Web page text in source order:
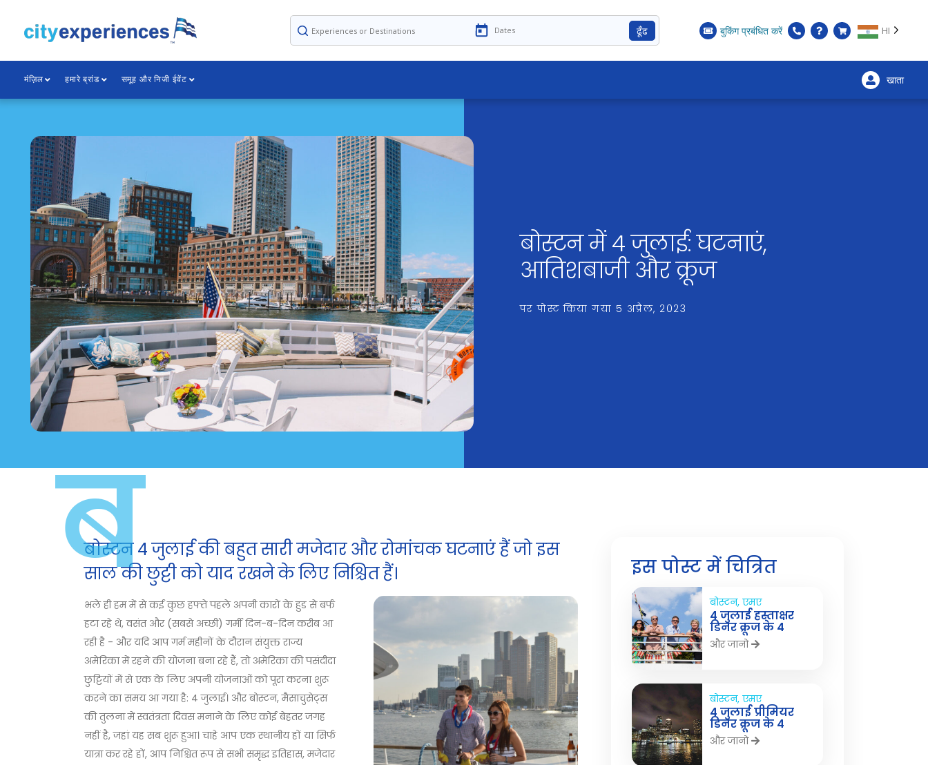
ढूँढ बुकिंग प्रबंधित करें HI
मंज़िल हमारे ब्रांड समूह और निजी ईवेंट खाता
बोस्टन में 4 जुलाई: घटनाएं,
आतिशबाजी और क्रूज
पर पोस्ट किया गया 5 अप्रैल, 2023
ब
बोस्टन 4 जुलाई की बहुत सारी मजेदार और रोमांचक घटनाएं हैं जो इस
साल की छुट्टी को याद रखने के लिए निश्चित हैं।
भले ही हम में से कई कुछ हफ्ते पहले अपनी कारों के हुड से बर्फ
हटा रहे थे, वसंत और (सबसे अच्छी) गर्मी दिन-ब-दिन करीब आ
रही है - और यदि आप गर्म महीनों के दौरान संयुक्त राज्य
अमेरिका में रहने की योजना बना रहे हैं, तो अमेरिका की पसंदीदा
छुट्टियों में से एक के लिए अपनी योजनाओं को पूरा करना शुरू
करने का समय आ गया है: 4 जुलाई। और बोस्टन, मैसाचुसेट्स
की तुलना में स्वतंत्रता दिवस मनाने के लिए कोई बेहतर जगह
नहीं है, जहां यह सब शुरू हुआ। चाहे आप एक स्थानीय हों या सिर्फ
यात्रा कर रहे हों, आप निश्चित रूप से सभी समृद्ध इतिहास, मजेदार
इस पोस्ट में चित्रित
बोस्टन, एमए
4 जुलाई हस्ताक्षर
डिनर क्रूज के 4
और जानो
बोस्टन, एमए
4 जुलाई प्रीमियर
डिनर क्रूज के 4
और जानो